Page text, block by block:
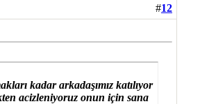
#12
kadar arkadaşımız katılıyor
acizleniyoruz onun için sana